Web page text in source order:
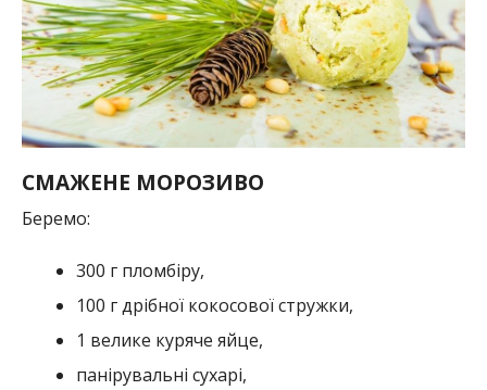
СМАЖЕНЕ МОРОЗИВО
Беремо:
300 г пломбіру,
100 г дрібної кокосової стружки,
1 велике куряче яйце,
панірувальні сухарі,